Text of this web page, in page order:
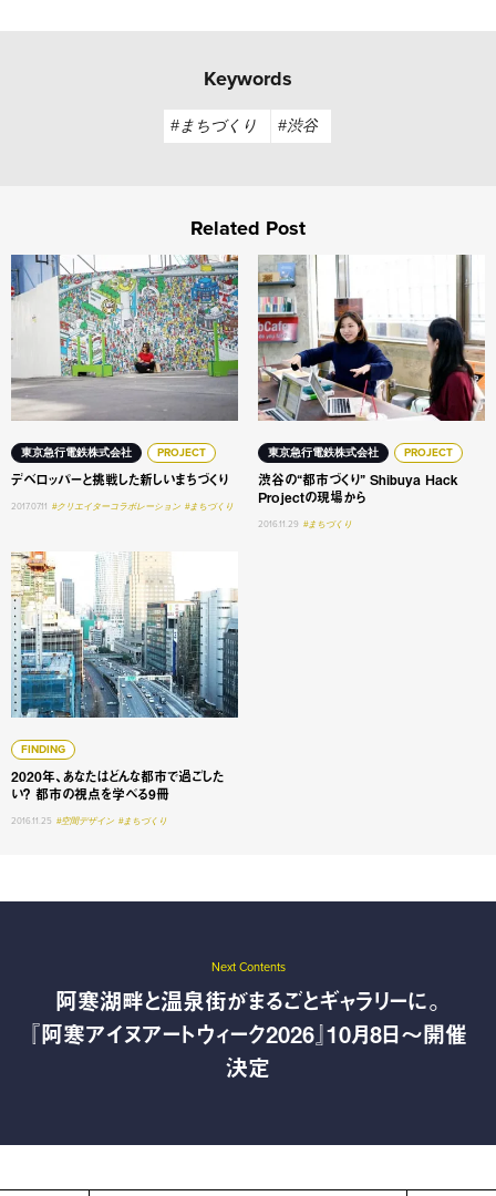
Keywords
#まちづくり #渋谷
Related Post
東京急行電鉄株式会社 PROJECT
デベロッパーと挑戦した新しいまちづくり
2017.07.11 #クリエイターコラボレーション #まちづくり
デベロッパーと挑戦した新しいまちづくり
東京急行電鉄株式会社 PROJECT
渋谷の“都市づくり” Shibuya Hack
Projectの現場から
2016.11.29 #まちづくり
渋谷の“都市づくり”
FINDING
2020年、あなたはどんな都市で過ごした
い？ 都市の視点を学べる9冊
2016.11.25 #空間デザイン #まちづくり
2020年、あなたはどんな都市で過ごしたい？ 都市の視点を
Next Contents
阿寒湖畔と温泉街がまるごとギャラリーに。
『阿寒アイヌアートウィーク2026』10月8日〜開催
決定